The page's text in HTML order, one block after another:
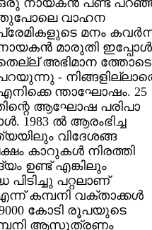
നായകന്‍ പണ്ട്
വാഹന
മനം
മാരുതി ഇപ്പോള്‍
അഭിമാന ത്തോടെ
-
ന്താഘോഷം. 25
ആഘോഷ പരിപാ
1983 ല്‍ ആരംഭിച്ച
വിദേശങ്ങ
കാറുകള്‍ നിരത്തി
ഉണ്ട് എങ്കിലും
പറ്റലാണ്
കമ്പനി വക്താക്കള്‍
കോടി രൂപയുടെ
ആസൂത്രണം